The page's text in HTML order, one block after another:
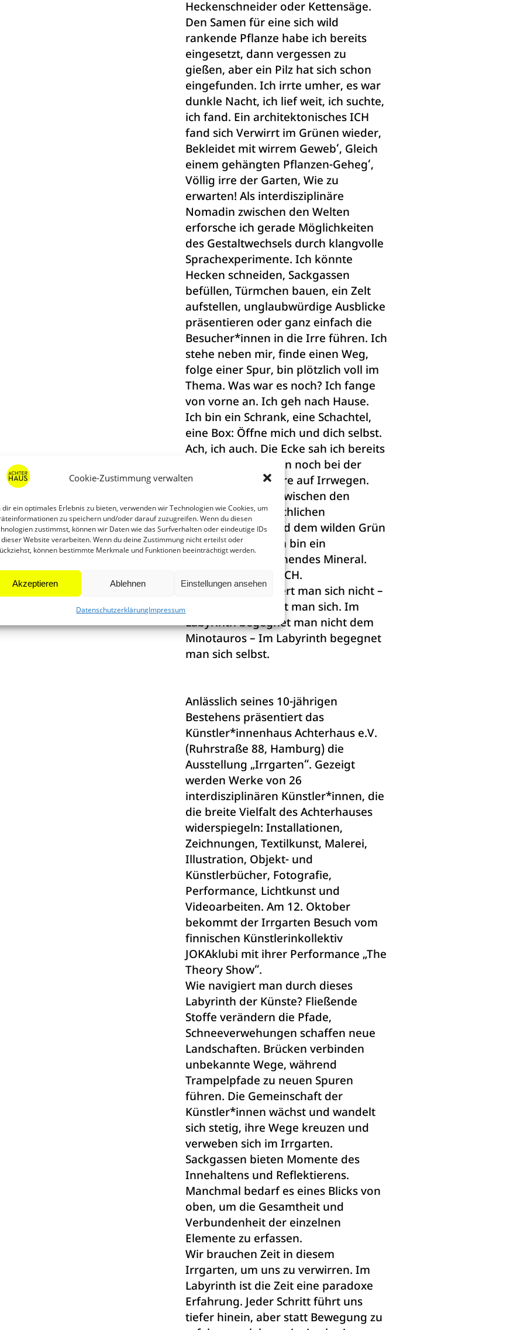
Cookie-Zustimmung verwalten
dir ein optimales Erlebnis zu bieten, verwenden wir Technologien wie Cookies, um
zu speichern und/oder darauf zuzugreifen. Wenn du diesen
zustimmst, können wir Daten wie das Surfverhalten oder eindeutige IDs
Website verarbeiten. Wenn du deine Zustimmung nicht erteilst oder
können bestimmte Merkmale und Funktionen beeinträchtigt werden.
Akzeptieren Ablehnen Einstellungen ansehen
DatenschutzerklärungImpressum
Heckenschneider oder Kettensäge.
Den Samen für eine sich wild
rankende Pflanze habe ich bereits
eingesetzt, dann vergessen zu
gießen, aber ein Pilz hat sich schon
eingefunden. Ich irrte umher, es war
dunkle Nacht, ich lief weit, ich suchte,
ich fand. Ein architektonisches ICH
fand sich Verwirrt im Grünen wieder,
Bekleidet mit wirrem Geweb‘, Gleich
einem gehängten Pflanzen-Geheg‘,
Völlig irre der Garten, Wie zu
erwarten! Als interdisziplinäre
Nomadin zwischen den Welten
erforsche ich gerade Möglichkeiten
des Gestaltwechsels durch klangvolle
Sprachexperimente. Ich könnte
Hecken schneiden, Sackgassen
befüllen, Türmchen bauen, ein Zelt
aufstellen, unglaubwürdige Ausblicke
präsentieren oder ganz einfach die
Besucher*innen in die Irre führen. Ich
stehe neben mir, finde einen Weg,
folge einer Spur, bin plötzlich voll im
Thema. Was war es noch? Ich fange
von vorne an. Ich geh nach Hause.
Ich bin ein Schrank, eine Schachtel,
eine Box: Öffne mich und dich selbst.
Ach, ich auch. Die Ecke sah ich bereits
um die Ecke. Ich bin noch bei der
Mutter. Ich wandere auf Irrwegen.
Ich bewege mich zwischen den
Fronten des menschlichen
Ordnungssinns und dem wilden Grün
vor meiner Tür. Ich bin ein
wandelndes sprechendes Mineral.
Ohne ICH kein StrICH.
Im Labyrinth verliert man sich nicht –
Im Labyrinth findet man sich. Im
Labyrinth begegnet man nicht dem
Minotauros – Im Labyrinth begegnet
man sich selbst.
Anlässlich seines 10-jährigen
Bestehens präsentiert das
Künstler*innenhaus Achterhaus e.V.
(Ruhrstraße 88, Hamburg) die
Ausstellung „Irrgarten“. Gezeigt
werden Werke von 26
interdisziplinären Künstler*innen, die
die breite Vielfalt des Achterhauses
widerspiegeln: Installationen,
Zeichnungen, Textilkunst, Malerei,
Illustration, Objekt- und
Künstlerbücher, Fotografie,
Performance, Lichtkunst und
Videoarbeiten. Am 12. Oktober
bekommt der Irrgarten Besuch vom
finnischen Künstlerinkollektiv
JOKAklubi mit ihrer Performance „The
Theory Show“.
Wie navigiert man durch dieses
Labyrinth der Künste? Fließende
Stoffe verändern die Pfade,
Schneeverwehungen schaffen neue
Landschaften. Brücken verbinden
unbekannte Wege, während
Trampelpfade zu neuen Spuren
führen. Die Gemeinschaft der
Künstler*innen wächst und wandelt
sich stetig, ihre Wege kreuzen und
verweben sich im Irrgarten.
Sackgassen bieten Momente des
Innehaltens und Reflektierens.
Manchmal bedarf es eines Blicks von
oben, um die Gesamtheit und
Verbundenheit der einzelnen
Elemente zu erfassen.
Wir brauchen Zeit in diesem
Irrgarten, um uns zu verwirren. Im
Labyrinth ist die Zeit eine paradoxe
Erfahrung. Jeder Schritt führt uns
tiefer hinein, aber statt Bewegung zu